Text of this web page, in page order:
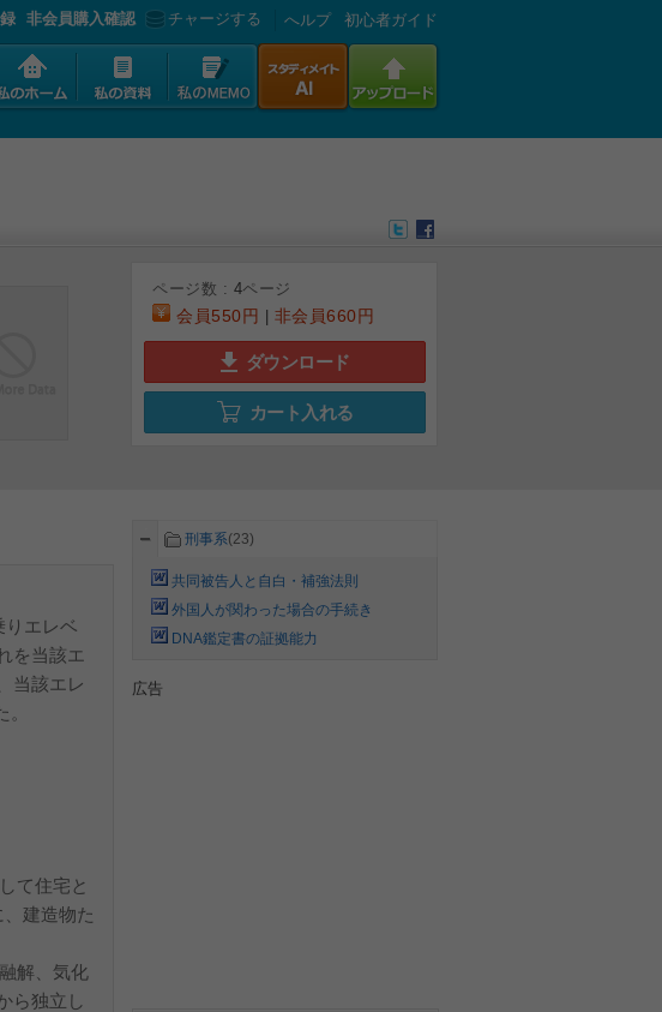
非会員購入確認 チャージする へルプ 初心者ガイド
ページ数 : 4ページ
会員550円 非会員660円
ダウンロード
カート入れる
エレベ
を当該エ
当該エレ
て住宅と
建造物た
解、気化
ら独立し
刑事系(23)
共同被告人と自白・補強法則
外国人が関わった場合の手続き
DNA鑑定書の証拠能力
広告